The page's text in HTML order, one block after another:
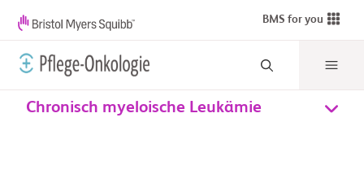
BMS for you
Chronisch myeloische Leukämie